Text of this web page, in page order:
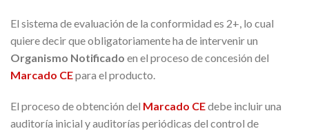
El sistema de evaluación de la conformidad es 2+, lo cual
quiere decir que obligatoriamente ha de intervenir un
Organismo Notificado en el proceso de concesión del
Marcado CEpara el producto.
El proceso de obtención del Marcado CEdebe incluir una
auditoría inicial y auditorías periódicas del control de